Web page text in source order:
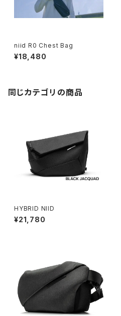
niid R0 Chest Bag
¥18,480
同じカテゴリの商品
HYBRID NIID
¥21,780